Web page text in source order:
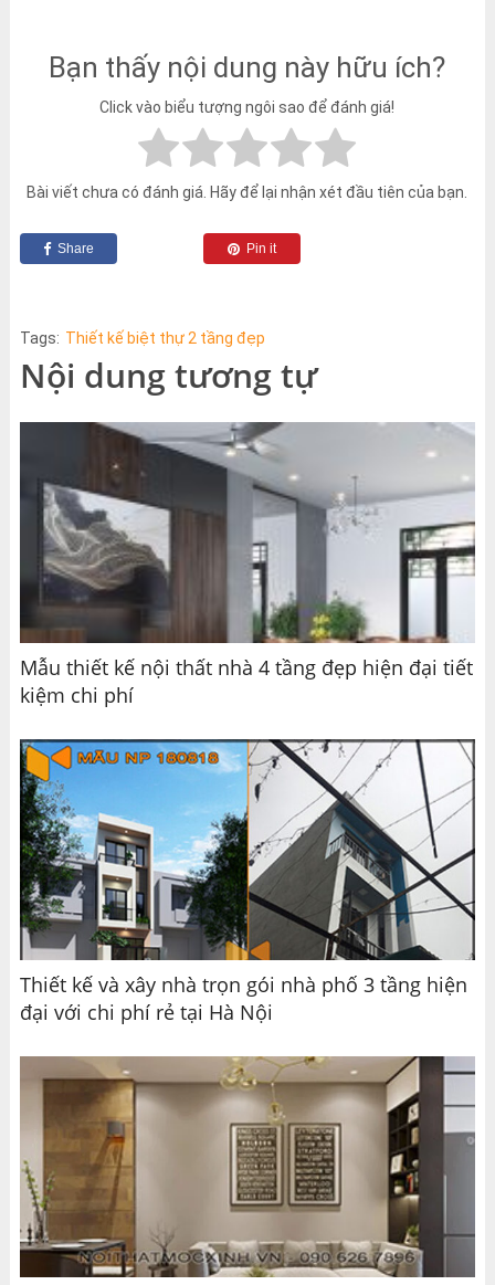
Bạn thấy nội dung này hữu ích?
Click vào biểu tượng ngôi sao để đánh giá!
Bài viết chưa có đánh giá. Hãy để lại nhận xét đầu tiên của bạn.
Share Pin it
Tags: Thiết kế biệt thự 2 tầng đẹp
Nội dung tương tự
Mẫu thiết kế nội thất nhà 4 tầng đẹp hiện đại tiết
kiệm chi phí
Thiết kế và xây nhà trọn gói nhà phố 3 tầng hiện
đại với chi phí rẻ tại Hà Nội